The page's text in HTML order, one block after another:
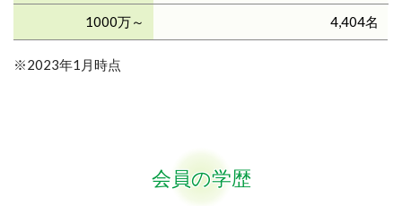
1000万～ 4,404名
※2023年1月時点
会員の学歴